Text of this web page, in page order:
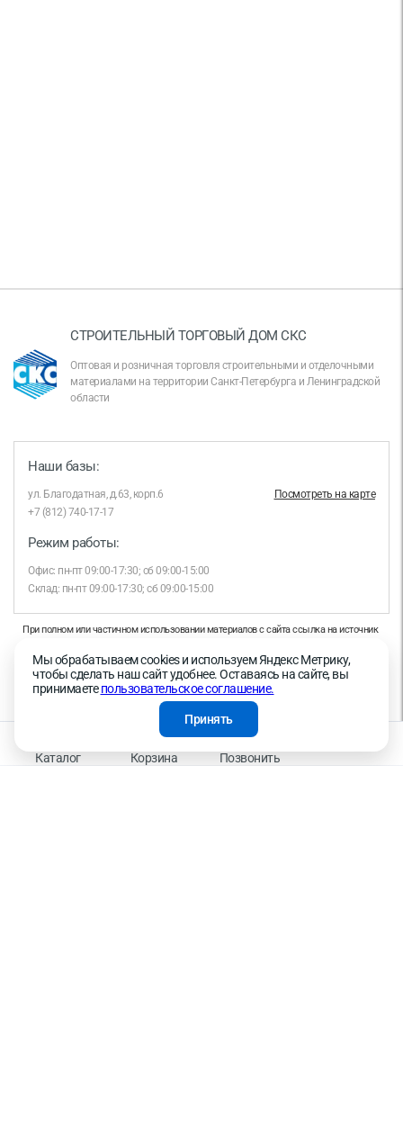
Каталог Корзина Позвонить
СТРОИТЕЛЬНЫЙ ТОРГОВЫЙ ДОМ СКС
Оптовая и розничная торговля строительными и отделочными
материалами на территории Санкт-Петербурга и Ленинградской
области
Наши базы:
ул. Благодатная, д.63, корп.6
Посмотреть на карте
+7 (812) 740-17-17
Режим работы:
Офис: пн-пт 09:00-17:30; сб 09:00-15:00
Склад: пн-пт 09:00-17:30; сб 09:00-15:00
При полном или частичном использовании материалов с сайта ссылка на источник
Продолжая работу с сайтом, вы даете согласие на использование сайтом cookies и
на обработку персональных данных в целях функционирования сайта, проведения
ретаргетинга, статистических исследований, улучшения сервиса и предоставления
релевантной рекламной информации на основе ваших предпочтений и интересов.
На информационном ресурсе применяются рекомендательные технологии —
Правила применения рекомендательных технологий
Мы обрабатываем cookies и используем Яндекс Метрику,
чтобы сделать наш сайт удобнее. Оставаясь на сайте, вы
принимаетепользовательское соглашение.
Принять